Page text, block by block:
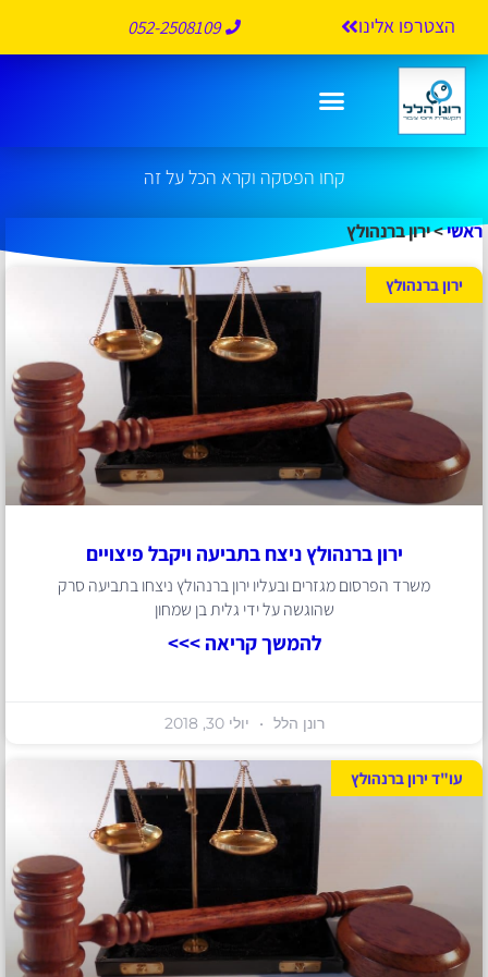
הצטרפו אלינו 052-2508109
קחו הפסקה וקרא הכל על זה
ראשי>ירון ברנהולץ
ירון ברנהולץ
ירון ברנהולץ ניצח בתביעה ויקבל פיצויים
משרד הפרסום מגזרים ובעליו ירון ברנהולץ ניצחו בתביעה סרק
שהוגשה על ידי גלית בן שמחון
להמשך קריאה >>>
רונן הלל יולי 30, 2018
עו"ד ירון ברנהולץ